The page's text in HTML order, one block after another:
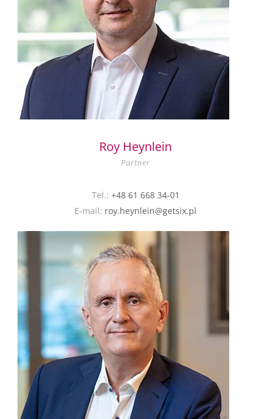
Roy Heynlein
Partner
Tel.: +48 61 668 34-01
E-mail: roy.heynlein@getsix.pl